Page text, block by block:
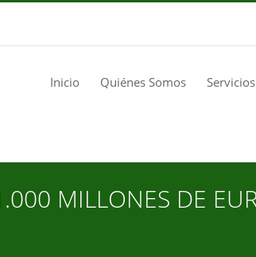
Inicio Quiénes Somos Servicios
MILLONES DE